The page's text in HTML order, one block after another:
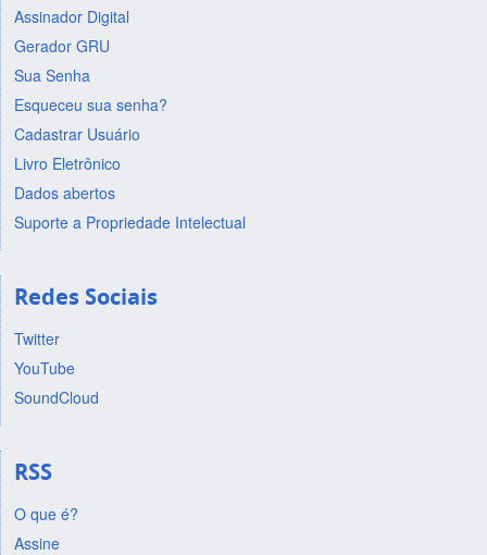
Assinador Digital
Gerador GRU
Sua Senha
Esqueceu sua senha?
Cadastrar Usuário
Livro Eletrônico
Dados abertos
Suporte a Propriedade Intelectual
Redes Sociais
Twitter
YouTube
SoundCloud
RSS
O que é?
Assine